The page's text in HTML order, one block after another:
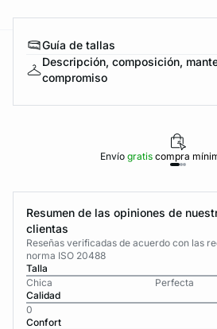
Guía de tallas
Descripción, composición,
compromiso
Envíogratiscompra
Resumen de las opiniones de
clientas
Reseñas verificadas de acuerdo con las
norma ISO 20488
Talla
Chica
Perfecta
Calidad
0
Confort